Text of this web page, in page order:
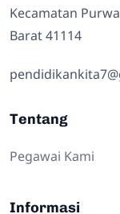
Kecamatan
Barat 41114
Tentang
Pegawai Kami
Informasi